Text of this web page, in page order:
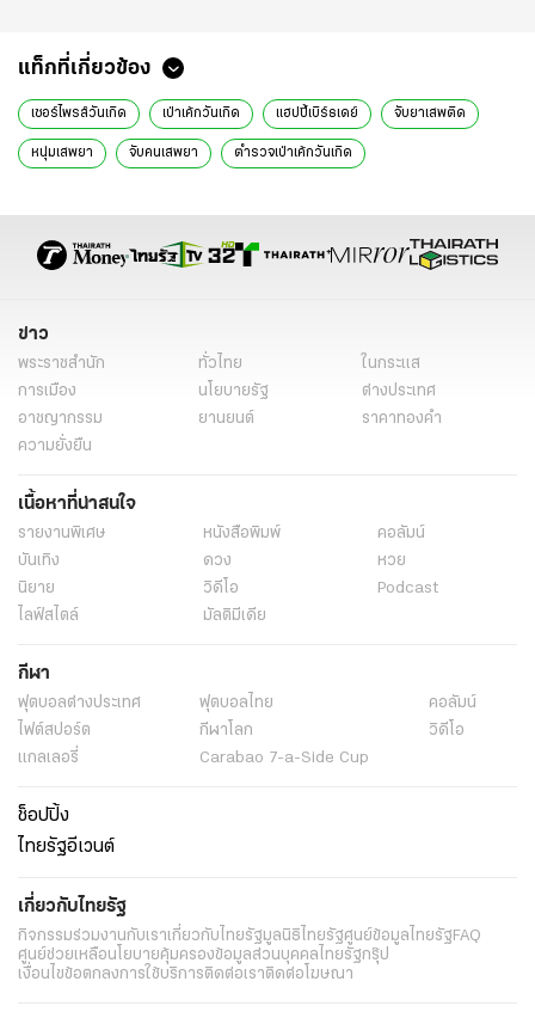
แท็กที่เกี่ยวข้อง
เซอร์ไพรส์วันเกิด เป่าเค้กวันเกิด แฮปปี้เบิร์ธเดย์ จับยาเสพติด
หนุ่มเสพยา จับคนเสพยา ตำรวจเป่าเค้กวันเกิด
ข่าว
พระราชสำนัก ทั่วไทย
ในกระแส
การเมือง
นโยบายรัฐ
ต่างประเทศ
อาชญากรรม
ยานยนต์
ราคาทองคำ
ความยั่งยืน
เนื้อหาที่น่าสนใจ
รายงานพิเศษ หนังสือพิมพ์
คอลัมน์
บันเทิง
ดวง
หวย
นิยาย
วิดีโอ
Podcast
ไลฟ์สไตล์
มัลติมีเดีย
กีฬา
ฟุตบอลต่่างประเทศ ฟุตบอลไทย
คอลัมน์
ไฟต์สปอร์ต
กีฬาโลก
วิดีโอ
แกลเลอรี่
Carabao 7-a-Side Cup
ช็อปปิ้ง
ไทยรัฐอีเวนต์
เกี่ยวกับไทยรัฐ
กิจกรรมร่วมงานกับเราเกี่ยวกับไทยรัฐมูลนิธิไทยรัฐศูนย์ข้อมูลไทยรัฐFAQ
ศูนย์ช่วยเหลือนโยบายคุ้มครองข้อมูลส่วนบุคคลไทยรัฐกรุ๊ป
เงื่อนไขข้อตกลงการใช้บริการติดต่อเราติดต่อโฆษณา